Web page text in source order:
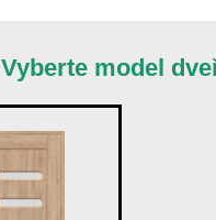
Vyberte model